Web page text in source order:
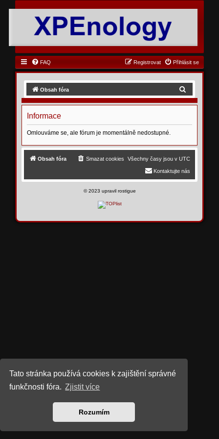
Tato stránka používá cookies k zajištění správné
funkčnosti fóra. Zjistit více
Rozumím
FAQ Přihlásit se
Registrovat
Obsah fóra
d
t
Informace
Omlouváme se, ale fórum je momentálně nedostupné.
Obsah fóra Všechny časy jsou v UTC
Smazat cookies
Kontaktujte nás
©2023 upravil rostigue